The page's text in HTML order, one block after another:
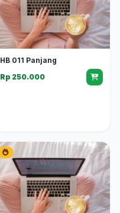
HB 011 Panjang
Rp 250.000